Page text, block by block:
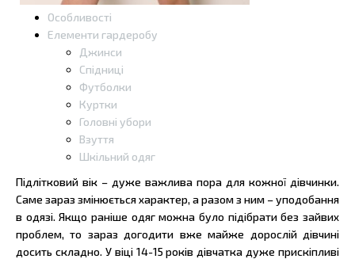
Особливості
Елементи гардеробу
Джинси
Спідниці
Футболки
Куртки
Головні убори
Взуття
Шкільний одяг
Підлітковий вік – дуже важлива пора для кожної дівчинки.
Саме зараз змінюється характер, а разом з ним – уподобання
в одязі. Якщо раніше одяг можна було підібрати без зайвих
проблем, то зараз догодити вже майже дорослій дівчині
досить складно. У віці 14-15 років дівчатка дуже прискіпливі